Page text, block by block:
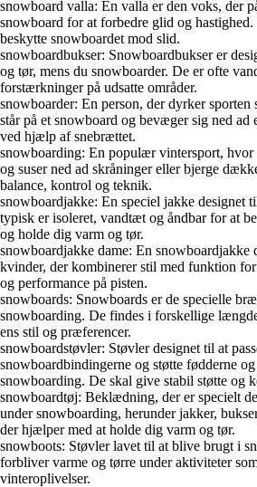
snowboard valla: En valla er den voks, der
snowboard for at forbedre glid og
beskytte snowboardet mod slid.
snowboardbukser: Snowboardbukser er
og tør, mens du snowboarder. De er ofte
forstærkninger på udsatte områder.
snowboarder: En person, der dyrker
står på et snowboard og bevæger sig ned ad
ved hjælp af snebrættet.
snowboarding: En populær vintersport, hvor
og suser ned ad skråninger eller bjerge
balance, kontrol og teknik.
snowboardjakke: En speciel jakke designet
typisk er isoleret, vandtæt og åndbar for at
og holde dig varm og tør.
snowboardjakke dame: En snowboardjakke
kvinder, der kombinerer stil med funktion
og performance på pisten.
snowboards: Snowboards er de specielle
snowboarding. De findes i forskellige
ens stil og præferencer.
snowboardstøvler: Støvler designet til at
snowboardbindingerne og støtte fødderne
snowboarding. De skal give stabil støtte og
snowboardtøj: Beklædning, der er specielt
under snowboarding, herunder jakker,
der hjælper med at holde dig varm og tør.
snowboots: Støvler lavet til at blive brugt i
forbliver varme og tørre under aktiviteter
vinteroplivelser.